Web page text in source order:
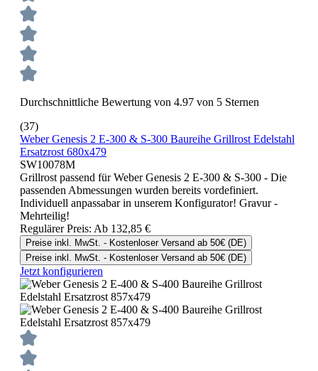
Durchschnittliche Bewertung von 4.97 von 5 Sternen
(37)
Weber Genesis 2 E-300 & S-300 Baureihe Grillrost Edelstahl
Ersatzrost 680x479
SW10078M
Grillrost passend für Weber Genesis 2 E-300 & S-300 - Die
passenden Abmessungen wurden bereits vordefiniert.
Individuell anpassabar in unserem Konfigurator! Gravur -
Mehrteilig!
Regulärer Preis: Ab 132,85 €
Preise inkl. MwSt. - Kostenloser Versand ab 50€ (DE)
Preise inkl. MwSt. - Kostenloser Versand ab 50€ (DE)
Jetzt konfigurieren